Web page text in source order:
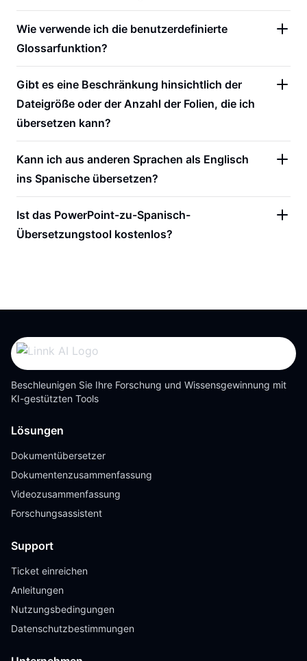
Wie verwende ich die benutzerdefinierte
Glossarfunktion?
Gibt es eine Beschränkung hinsichtlich der
Dateigröße oder der Anzahl der Folien, die ich
übersetzen kann?
Kann ich aus anderen Sprachen als Englisch
ins Spanische übersetzen?
Ist das PowerPoint-zu-Spanisch-
Übersetzungstool kostenlos?
Beschleunigen Sie Ihre Forschung und Wissensgewinnung mit
KI-gestützten Tools
Lösungen
Dokumentübersetzer
Dokumentenzusammenfassung
Videozusammenfassung
Forschungsassistent
Support
Ticket einreichen
Anleitungen
Nutzungsbedingungen
Datenschutzbestimmungen